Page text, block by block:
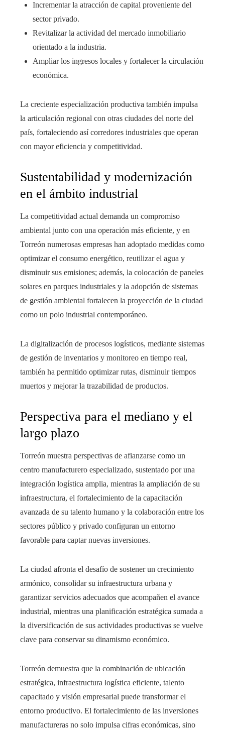
Incrementar la atracción de capital proveniente del
sector privado.
Revitalizar la actividad del mercado inmobiliario
orientado a la industria.
Ampliar los ingresos locales y fortalecer la circulación
económica.
La creciente especialización productiva también impulsa
la articulación regional con otras ciudades del norte del
país, fortaleciendo así corredores industriales que operan
con mayor eficiencia y competitividad.
Sustentabilidad y modernización
en el ámbito industrial
La competitividad actual demanda un compromiso
ambiental junto con una operación más eficiente, y en
Torreón numerosas empresas han adoptado medidas como
optimizar el consumo energético, reutilizar el agua y
disminuir sus emisiones; además, la colocación de paneles
solares en parques industriales y la adopción de sistemas
de gestión ambiental fortalecen la proyección de la ciudad
como un polo industrial contemporáneo.
La digitalización de procesos logísticos, mediante sistemas
de gestión de inventarios y monitoreo en tiempo real,
también ha permitido optimizar rutas, disminuir tiempos
muertos y mejorar la trazabilidad de productos.
Perspectiva para el mediano y el
largo plazo
Torreón muestra perspectivas de afianzarse como un
centro manufacturero especializado, sustentado por una
integración logística amplia, mientras la ampliación de su
infraestructura, el fortalecimiento de la capacitación
avanzada de su talento humano y la colaboración entre los
sectores público y privado configuran un entorno
favorable para captar nuevas inversiones.
La ciudad afronta el desafío de sostener un crecimiento
armónico, consolidar su infraestructura urbana y
garantizar servicios adecuados que acompañen el avance
industrial, mientras una planificación estratégica sumada a
la diversificación de sus actividades productivas se vuelve
clave para conservar su dinamismo económico.
Torreón demuestra que la combinación de ubicación
estratégica, infraestructura logística eficiente, talento
capacitado y visión empresarial puede transformar el
entorno productivo. El fortalecimiento de las inversiones
manufactureras no solo impulsa cifras económicas, sino